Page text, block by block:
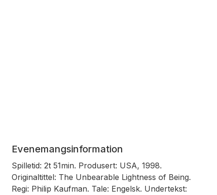
Evenemangsinformation
Spilletid: 2t 51min. Produsert: USA, 1998.
Originaltittel: The Unbearable Lightness of Being.
Regi: Philip Kaufman. Tale: Engelsk. Undertekst: